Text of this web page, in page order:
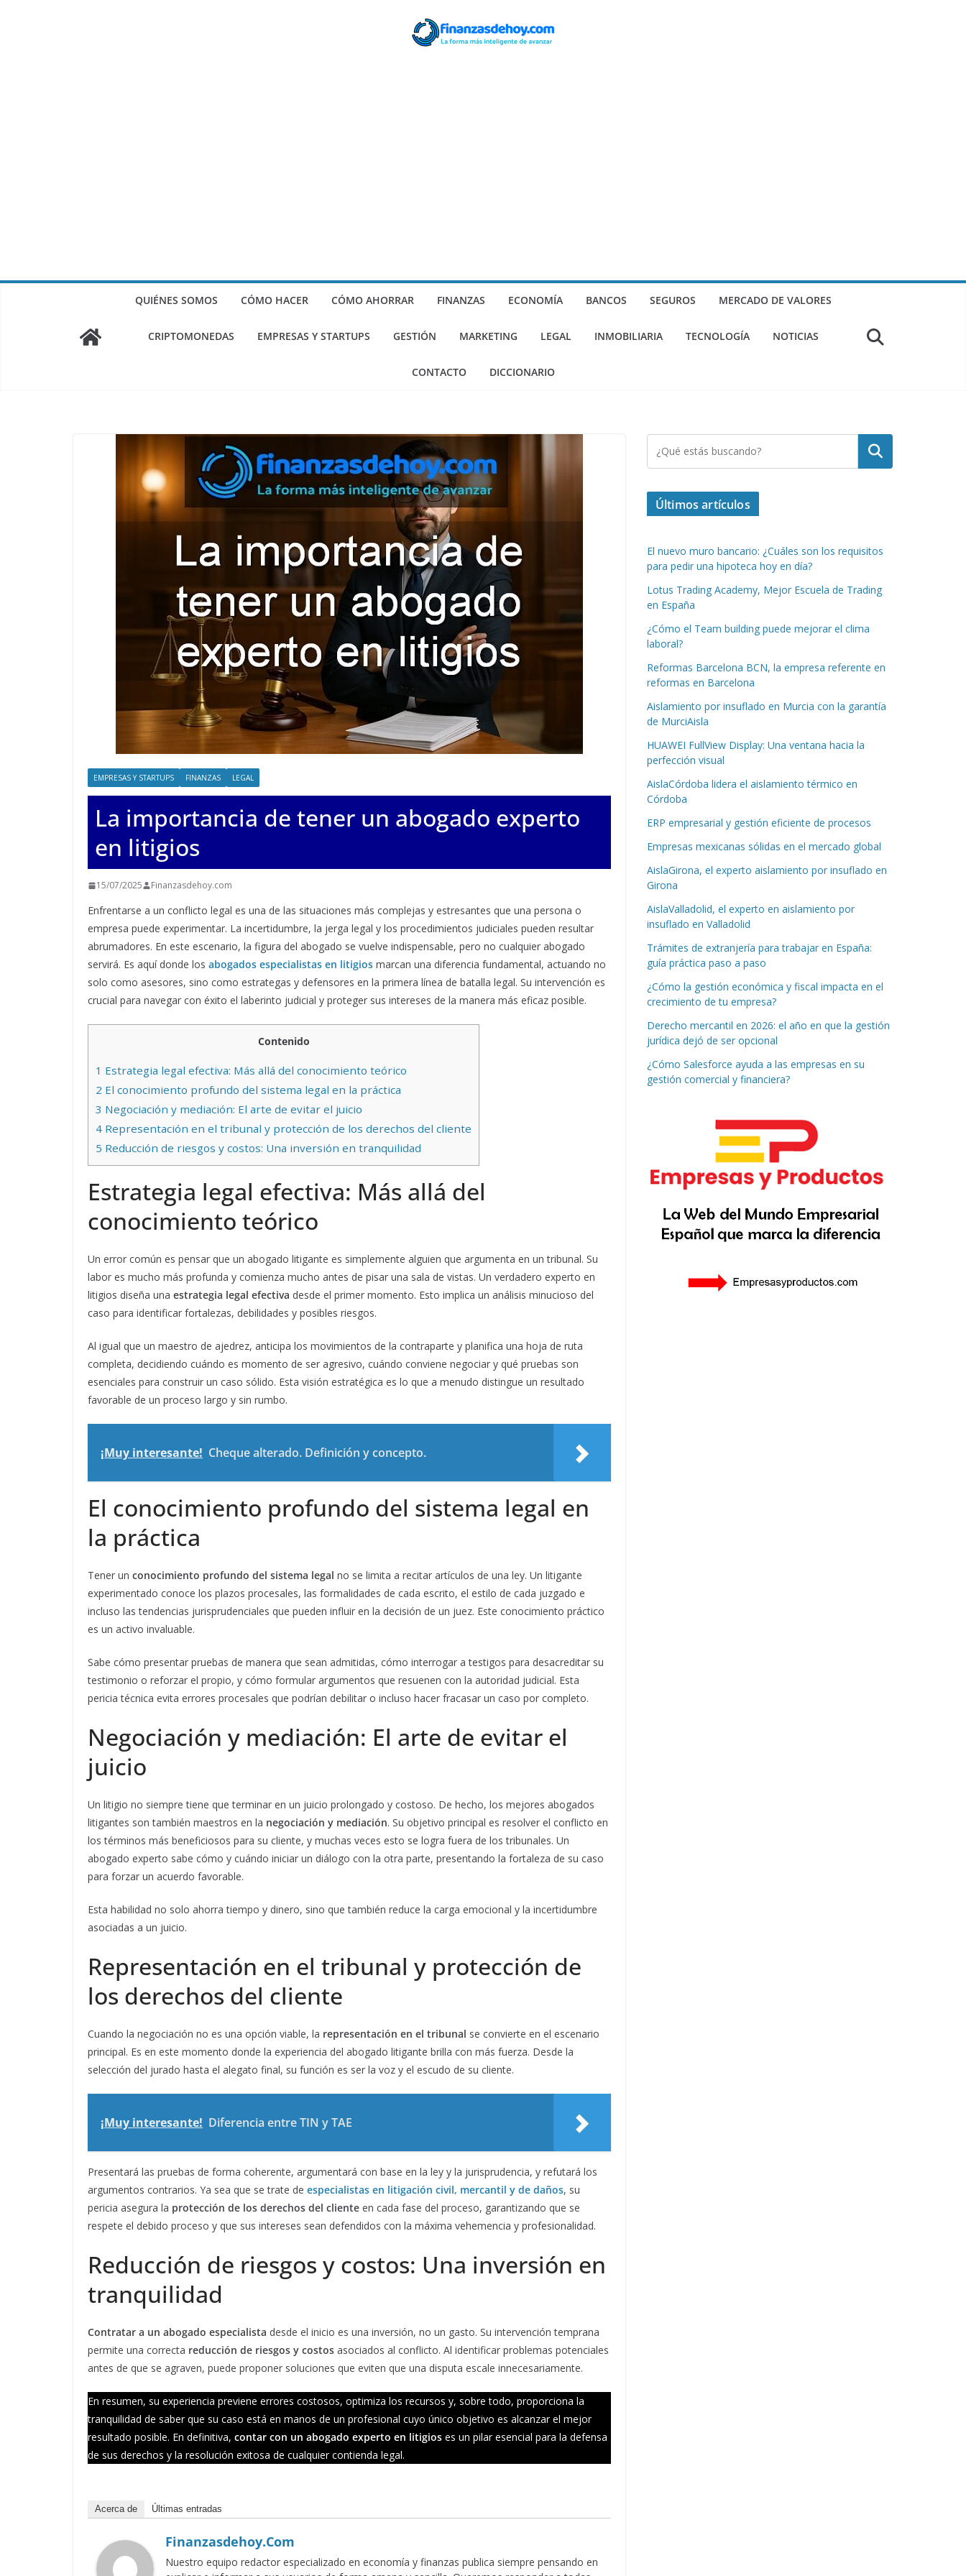
QUIÉNES SOMOS CÓMO HACER CÓMO AHORRAR FINANZAS ECONOMÍA BANCOS SEGUROS MERCADO DE VALORES
CRIPTOMONEDAS EMPRESAS Y STARTUPS GESTIÓN MARKETING LEGAL INMOBILIARIA TECNOLOGÍA NOTICIAS
CONTACTO DICCIONARIO
EMPRESAS Y STARTUPS FINANZAS LEGAL
La importancia de tener un abogado experto
en litigios
15/07/2025 Finanzasdehoy.com
Enfrentarse a un conflicto legal es una de las situaciones más complejas y estresantes que una persona o
empresa puede experimentar. La incertidumbre, la jerga legal y los procedimientos judiciales pueden resultar
abrumadores. En este escenario, la figura del abogado se vuelve indispensable, pero no cualquier abogado
servirá. Es aquí donde los abogados especialistas en litigios marcan una diferencia fundamental, actuando no
solo como asesores, sino como estrategas y defensores en la primera línea de batalla legal. Su intervención es
crucial para navegar con éxito el laberinto judicial y proteger sus intereses de la manera más eficaz posible.
Contenido
1 Estrategia legal efectiva: Más allá del conocimiento teórico
2 El conocimiento profundo del sistema legal en la práctica
3 Negociación y mediación: El arte de evitar el juicio
4 Representación en el tribunal y protección de los derechos del cliente
5 Reducción de riesgos y costos: Una inversión en tranquilidad
Estrategia legal efectiva: Más allá del
conocimiento teórico
Un error común es pensar que un abogado litigante es simplemente alguien que argumenta en un tribunal. Su
labor es mucho más profunda y comienza mucho antes de pisar una sala de vistas. Un verdadero experto en
litigios diseña una estrategia legal efectiva desde el primer momento. Esto implica un análisis minucioso del
caso para identificar fortalezas, debilidades y posibles riesgos.
Al igual que un maestro de ajedrez, anticipa los movimientos de la contraparte y planifica una hoja de ruta
completa, decidiendo cuándo es momento de ser agresivo, cuándo conviene negociar y qué pruebas son
esenciales para construir un caso sólido. Esta visión estratégica es lo que a menudo distingue un resultado
favorable de un proceso largo y sin rumbo.
¡Muy interesante! Cheque alterado. Definición y concepto.
El conocimiento profundo del sistema legal en
la práctica
Tener un conocimiento profundo del sistema legal no se limita a recitar artículos de una ley. Un litigante
experimentado conoce los plazos procesales, las formalidades de cada escrito, el estilo de cada juzgado e
incluso las tendencias jurisprudenciales que pueden influir en la decisión de un juez. Este conocimiento práctico
es un activo invaluable.
Sabe cómo presentar pruebas de manera que sean admitidas, cómo interrogar a testigos para desacreditar su
testimonio o reforzar el propio, y cómo formular argumentos que resuenen con la autoridad judicial. Esta
pericia técnica evita errores procesales que podrían debilitar o incluso hacer fracasar un caso por completo.
Negociación y mediación: El arte de evitar el
juicio
Un litigio no siempre tiene que terminar en un juicio prolongado y costoso. De hecho, los mejores abogados
litigantes son también maestros en la negociación y mediación. Su objetivo principal es resolver el conflicto en
los términos más beneficiosos para su cliente, y muchas veces esto se logra fuera de los tribunales. Un
abogado experto sabe cómo y cuándo iniciar un diálogo con la otra parte, presentando la fortaleza de su caso
para forzar un acuerdo favorable.
Esta habilidad no solo ahorra tiempo y dinero, sino que también reduce la carga emocional y la incertidumbre
asociadas a un juicio.
Representación en el tribunal y protección de
los derechos del cliente
Cuando la negociación no es una opción viable, la representación en el tribunal se convierte en el escenario
principal. Es en este momento donde la experiencia del abogado litigante brilla con más fuerza. Desde la
selección del jurado hasta el alegato final, su función es ser la voz y el escudo de su cliente.
¡Muy interesante! Diferencia entre TIN y TAE
Presentará las pruebas de forma coherente, argumentará con base en la ley y la jurisprudencia, y refutará los
argumentos contrarios. Ya sea que se trate de especialistas en litigación civil, mercantil y de daños, su
pericia asegura la protección de los derechos del cliente en cada fase del proceso, garantizando que se
respete el debido proceso y que sus intereses sean defendidos con la máxima vehemencia y profesionalidad.
Reducción de riesgos y costos: Una inversión en
tranquilidad
Contratar a un abogado especialista desde el inicio es una inversión, no un gasto. Su intervención temprana
permite una correcta reducción de riesgos y costos asociados al conflicto. Al identificar problemas potenciales
antes de que se agraven, puede proponer soluciones que eviten que una disputa escale innecesariamente.
En resumen, su experiencia previene errores costosos, optimiza los recursos y, sobre todo, proporciona la
tranquilidad de saber que su caso está en manos de un profesional cuyo único objetivo es alcanzar el mejor
resultado posible. En definitiva, contar con un abogado experto en litigios es un pilar esencial para la defensa
de sus derechos y la resolución exitosa de cualquier contienda legal.
Acerca de Últimas entradas
Finanzasdehoy.com
Nuestro equipo redactor especializado en economía y finanzas publica siempre pensando en
Buscar
Últimos artículos
El nuevo muro bancario: ¿Cuáles son los requisitos
para pedir una hipoteca hoy en día?
Lotus Trading Academy, Mejor Escuela de Trading
en España
¿Cómo el Team building puede mejorar el clima
laboral?
Reformas Barcelona BCN, la empresa referente en
reformas en Barcelona
Aislamiento por insuflado en Murcia con la garantía
de MurciAisla
HUAWEI FullView Display: Una ventana hacia la
perfección visual
AislaCórdoba lidera el aislamiento térmico en
Córdoba
ERP empresarial y gestión eficiente de procesos
Empresas mexicanas sólidas en el mercado global
AislaGirona, el experto aislamiento por insuflado en
Girona
AislaValladolid, el experto en aislamiento por
insuflado en Valladolid
Trámites de extranjería para trabajar en España:
guía práctica paso a paso
¿Cómo la gestión económica y fiscal impacta en el
crecimiento de tu empresa?
Derecho mercantil en 2026: el año en que la gestión
jurídica dejó de ser opcional
¿Cómo Salesforce ayuda a las empresas en su
gestión comercial y financiera?